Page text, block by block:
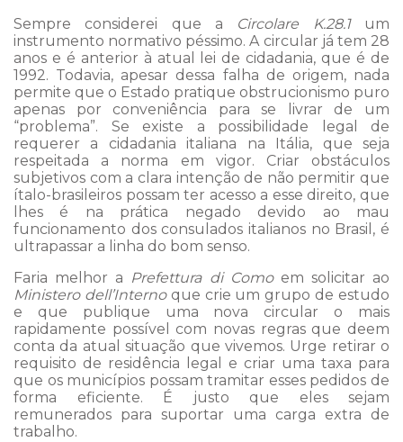
Sempre considerei que a Circolare K.28.1 um
instrumento normativo péssimo. A circular já tem 28
anos e é anterior à atual lei de cidadania, que é de
1992. Todavia, apesar dessa falha de origem, nada
permite que o Estado pratique obstrucionismo puro
apenas por conveniência para se livrar de um
“problema”. Se existe a possibilidade legal de
requerer a cidadania italiana na Itália, que seja
respeitada a norma em vigor. Criar obstáculos
subjetivos com a clara intenção de não permitir que
ítalo-brasileiros possam ter acesso a esse direito, que
lhes é na prática negado devido ao mau
funcionamento dos consulados italianos no Brasil, é
ultrapassar a linha do bom senso.
Faria melhor a Prefettura di Como em solicitar ao
Ministero dell’Internoque crie um grupo de estudo
e que publique uma nova circular o mais
rapidamente possível com novas regras que deem
conta da atual situação que vivemos. Urge retirar o
requisito de residência legal e criar uma taxa para
que os municípios possam tramitar esses pedidos de
forma eficiente. É justo que eles sejam
remunerados para suportar uma carga extra de
trabalho.